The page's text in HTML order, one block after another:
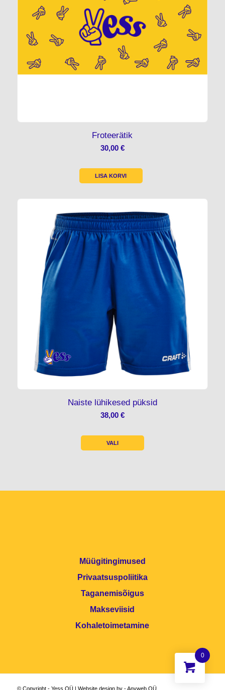
Froteerätik
30,00 €
LISA KORVI
Naiste lühikesed püksid
38,00 €
VALI
Müügitingimused
Privaatsuspoliitika
Taganemisõigus
Makseviisid
Kohaletoimetamine
© Copyright - Yess OÜ | Website design by - Anyweb OÜ
0